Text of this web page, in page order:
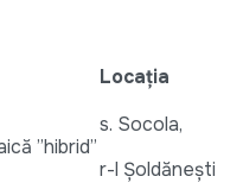
Locația
”hibrid”
s. Socola,
r-l Șoldănești